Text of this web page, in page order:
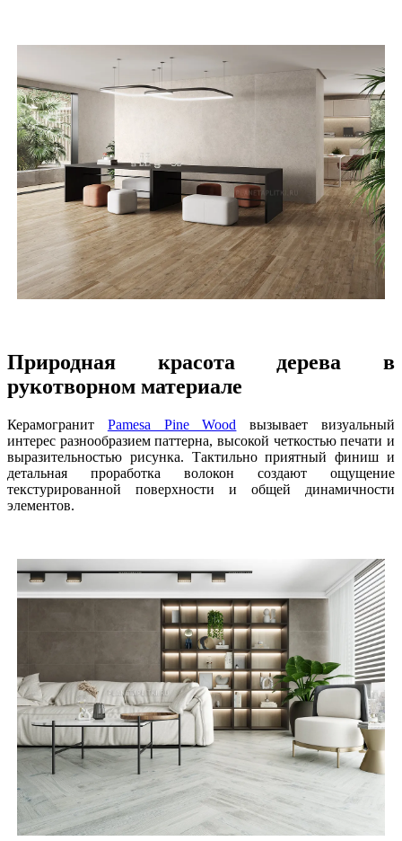
Природная красота дерева в
рукотворном материале
Керамогранит Pamesa Pine Wood вызывает визуальный
интерес разнообразием паттерна, высокой четкостью печати и
выразительностью рисунка. Тактильно приятный финиш и
детальная проработка волокон создают ощущение
текстурированной поверхности и общей динамичности
элементов.